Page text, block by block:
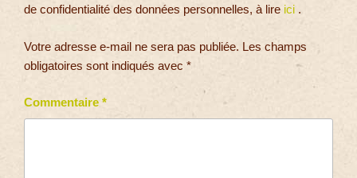
de confidentialité des données personnelles, à lire ici .
Votre adresse e-mail ne sera pas publiée. Les champs
obligatoires sont indiqués avec *
Commentaire *